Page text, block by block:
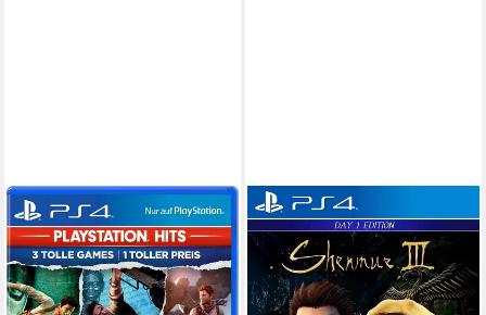
PLAYSTATION 4
Uncharted: The Nathan Drake
Collection
PlayStation 4 Plattform
ab 16 Jahren USK-Freigabe
DEEP SILVER
Playstation 4 Shenmue 3
PlayStation 4 Plattform
ab 12 Jahren USK-Freigabe
Action, Adventure, Rollenspiele